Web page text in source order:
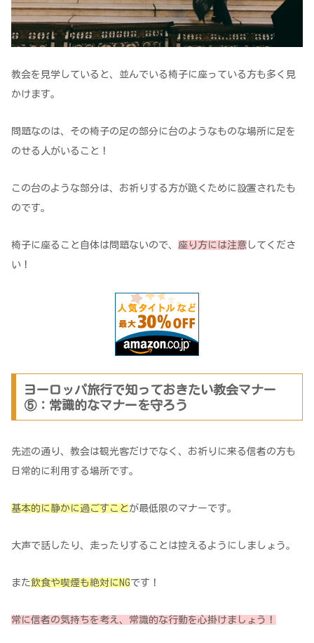
教会を見学していると、並んでいる椅子に座っている方も多く見
かけます。
問題なのは、その椅子の足の部分に台のようなものな場所に足を
のせる人がいること！
この台のような部分は、お祈りする方が跪くために設置されたも
のです。
椅子に座ること自体は問題ないので、 座り方には注意 してくださ
い！
ヨーロッパ旅行で知っておきたい教会マナー
⑤：常識的なマナーを守ろう
先述の通り、教会は観光客だけでなく、お祈りに来る信者の方も
日常的に利用する場所です。
基本的に静かに過ごすこと が最低限のマナーです。
大声で話したり、走ったりすることは控えるようにしましょう。
また飲食や喫煙も絶対にNGです！
常に信者の気持ちを考え、常識的な行動を心掛けましょう！